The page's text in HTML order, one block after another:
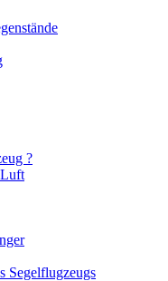
?
Segelflugzeugs